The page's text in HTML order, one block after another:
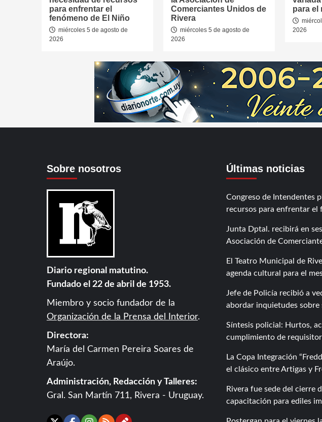
para enfrentar el
fenómeno de El Niño
miércoles 5 de agosto de
2026
Comerciantes Unidos de
Rivera
miércoles 5 de agosto de
2026
para el
2026
Sobre nosotros
Diario regional matutino.
Fundado el 22 de abril de 1953.
Miembro y socio fundador de la
Organización de la Prensa del Interior.
Directora:
María del Carmen Pereira Soares de
Araújo.
Administración, Redacción y Talleres:
Gral. San Martín 711, Rivera - Uruguay.
Últimas noticias
Congreso de Intendentes
recursos para enfrentar el
Junta Dptal. recibirá en
Asociación de
El Teatro Municipal de
agenda cultural para el
Jefe de Policía recibió a
abordar inquietudes sobre
Síntesis policial: Hurtos,
cumplimiento de
La Copa Integración
el clásico entre Artigas y
Rivera fue sede del cierre
capacitación para ediles